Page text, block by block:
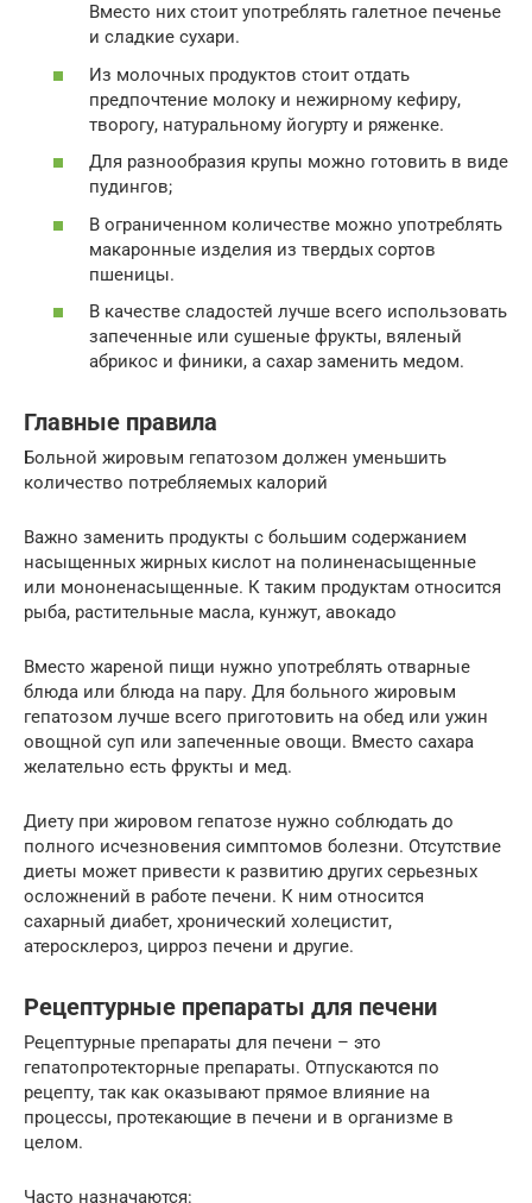
Вместо них стоит употреблять галетное печенье
и сладкие сухари.
Из молочных продуктов стоит отдать
предпочтение молоку и нежирному кефиру,
творогу, натуральному йогурту и ряженке.
Для разнообразия крупы можно готовить в виде
пудингов;
В ограниченном количестве можно употреблять
макаронные изделия из твердых сортов
пшеницы.
В качестве сладостей лучше всего использовать
запеченные или сушеные фрукты, вяленый
абрикос и финики, а сахар заменить медом.
Главные правила
Больной жировым гепатозом должен уменьшить
количество потребляемых калорий
Важно заменить продукты с большим содержанием
насыщенных жирных кислот на полиненасыщенные
или мононенасыщенные. К таким продуктам относится
рыба, растительные масла, кунжут, авокадо
Вместо жареной пищи нужно употреблять отварные
блюда или блюда на пару. Для больного жировым
гепатозом лучше всего приготовить на обед или ужин
овощной суп или запеченные овощи. Вместо сахара
желательно есть фрукты и мед.
Диету при жировом гепатозе нужно соблюдать до
полного исчезновения симптомов болезни. Отсутствие
диеты может привести к развитию других серьезных
осложнений в работе печени. К ним относится
сахарный диабет, хронический холецистит,
атеросклероз, цирроз печени и другие.
Рецептурные препараты для печени
Рецептурные препараты для печени – это
гепатопротекторные препараты. Отпускаются по
рецепту, так как оказывают прямое влияние на
процессы, протекающие в печени и в организме в
целом.
Часто назначаются: